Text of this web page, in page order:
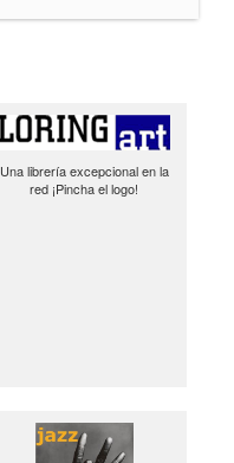
Una librería excepcional en la
red ¡Pincha el logo!